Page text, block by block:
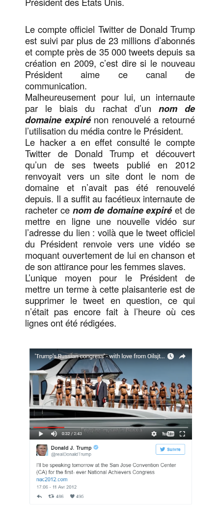
Le compte officiel Twitter de Donald Trump
est suivi par plus de 23 millions d’abonnés
et compte près de 35 000 tweets depuis sa
création en 2009, c’est dire si le nouveau
Président aime ce canal de
communication.
Malheureusement pour lui, un internaute
par le biais du rachat d’un nom de
domaine expirénon renouvelé a retourné
l’utilisation du média contre le Président.
Le hacker a en effet consulté le compte
Twitter de Donald Trump et découvert
qu’un de ses tweets publié en 2012
renvoyait vers un site dont le nom de
domaine et n’avait pas été renouvelé
depuis. Il a suffit au facétieux internaute de
racheter ce nom de domaine expiréet de
mettre en ligne une nouvelle vidéo sur
l’adresse du lien : voilà que le tweet officiel
du Président renvoie vers une vidéo se
moquant ouvertement de lui en chanson et
de son attirance pour les femmes slaves.
L’unique moyen pour le Président de
mettre un terme à cette plaisanterie est de
supprimer le tweet en question, ce qui
n’était pas encore fait à l’heure où ces
lignes ont été rédigées.